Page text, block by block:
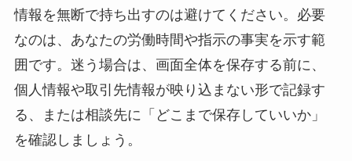
情報を無断で持ち出すのは避けてください。必要
なのは、あなたの労働時間や指示の事実を示す範
囲です。迷う場合は、画面全体を保存する前に、
個人情報や取引先情報が映り込まない形で記録す
る、または相談先に「どこまで保存していいか」
を確認しましょう。